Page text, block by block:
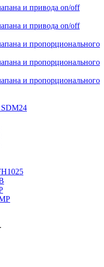
и привода on/off
и привода on/off
и пропорционального
и пропорционального
и пропорционального